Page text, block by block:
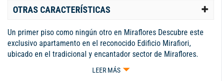
OTRAS CARACTERÍSTICAS
Un primer piso como ningún otro en Miraflores Descubre este
exclusivo apartamento en el reconocido Edificio Mirafiori,
ubicado en el tradicional y encantador sector de Miraflores.
Aunque es un primer piso, su altura privilegiada te permite
LEER MÁS